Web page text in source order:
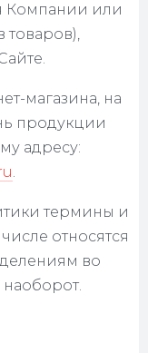
Компании или
товаров),
магазина, на
продукции
адресу:
.
термины и
относятся
во